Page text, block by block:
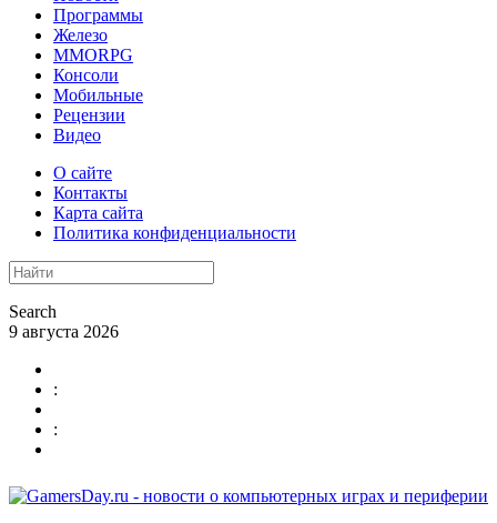
Программы
Железо
MMORPG
Консоли
Мобильные
Рецензии
Видео
О сайте
Контакты
Карта сайта
Политика конфиденциальности
Search
9 августа 2026
:
: